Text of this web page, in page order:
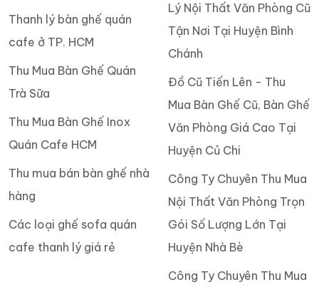
Thanh lý bàn ghế quán
cafe ở TP. HCM
Thu Mua Bàn Ghế Quán
Trà Sữa
Thu Mua Bàn Ghế Inox
Quán Cafe HCM
Thu mua bán bàn ghế nhà
hàng
Các loại ghế sofa quán
cafe thanh lý giá rẻ
Lý Nội Thất Văn Phòng Cũ
Tận Nơi Tại Huyện Bình
Chánh
Đồ Cũ Tiến Lên - Thu
Mua Bàn Ghế Cũ, Bàn Ghế
Văn Phòng Giá Cao Tại
Huyện Củ Chi
Công Ty Chuyên Thu Mua
Nội Thất Văn Phòng Trọn
Gói Số Lượng Lớn Tại
Huyện Nhà Bè
Công Ty Chuyên Thu Mua